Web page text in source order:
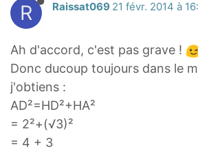
R Raissat069 21 févr. 2014 à
Ah d'accord, c'est pas grave !
Donc ducoup toujours dans le
j'obtiens :
AD²=HD²+HA²
= 2²+(√3)²
= 4 + 3